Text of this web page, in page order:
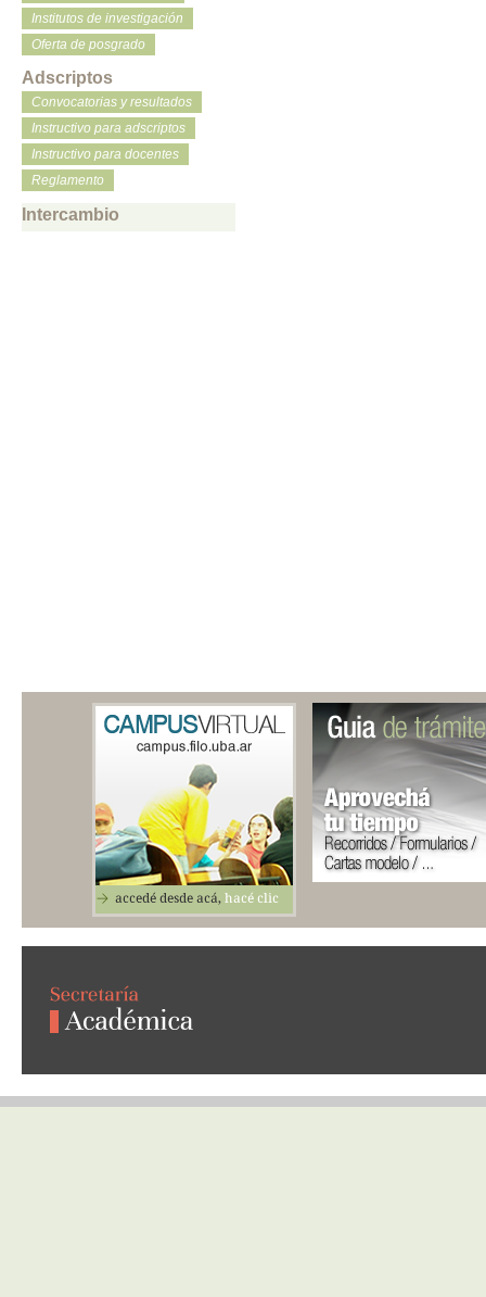
Institutos de investigación
Oferta de posgrado
Adscriptos
Convocatorias y resultados
Instructivo para adscriptos
Instructivo para docentes
Reglamento
Intercambio